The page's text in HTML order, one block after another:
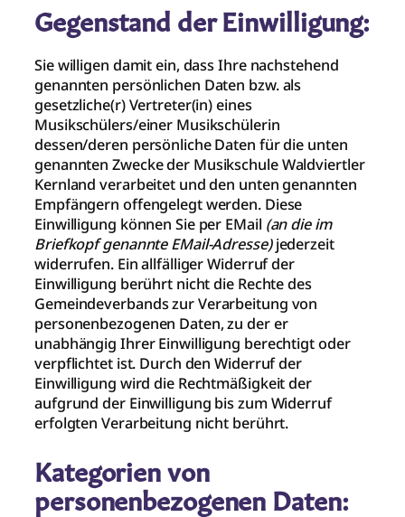
Gegenstand der Einwilligung:
Sie willigen damit ein, dass Ihre nachstehend
genannten persönlichen Daten bzw. als
gesetzliche(r) Vertreter(in) eines
Musikschülers/einer Musikschülerin
dessen/deren persönliche Daten für die unten
genannten Zwecke der Musikschule Waldviertler
Kernland verarbeitet und den unten genannten
Empfängern offengelegt werden. Diese
Einwilligung können Sie per EMail (an die im
Briefkopf genannte EMail-Adresse)jederzeit
widerrufen. Ein allfälliger Widerruf der
Einwilligung berührt nicht die Rechte des
Gemeindeverbands zur Verarbeitung von
personenbezogenen Daten, zu der er
unabhängig Ihrer Einwilligung berechtigt oder
verpflichtet ist. Durch den Widerruf der
Einwilligung wird die Rechtmäßigkeit der
aufgrund der Einwilligung bis zum Widerruf
erfolgten Verarbeitung nicht berührt.
Kategorien von
personenbezogenen Daten: